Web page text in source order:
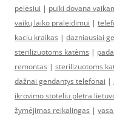
pelėsiui | puiki dovana
vaikų laiko praleidimui |
kaciu kraikas | dazniausiai
sterilizuotoms katėms |
remontas | sterilizuotoms
dažnai gendantys telefonai |
ikrovimo stoteliu pletra
žymėjimas reikalingas |